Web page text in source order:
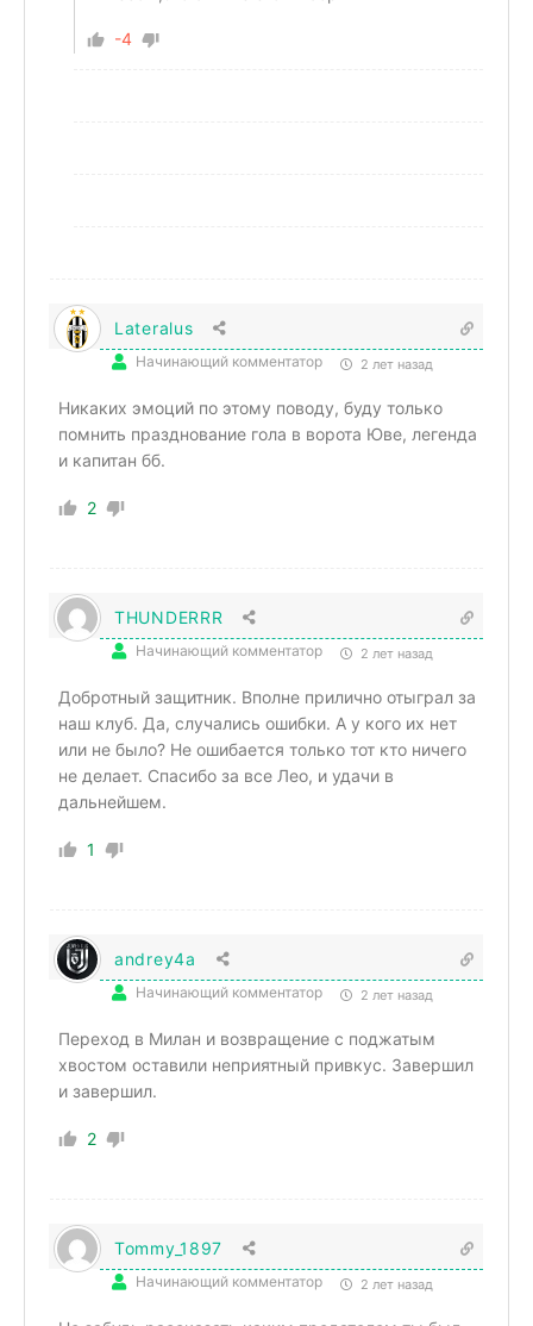
-4
Lateralus
Начинающий комментатор 2 лет назад
Никаких эмоций по этому поводу, буду только
помнить празднование гола в ворота Юве, легенда
и капитан бб.
2
THUNDERRR
Начинающий комментатор 2 лет назад
Добротный защитник. Вполне прилично отыграл за
наш клуб. Да, случались ошибки. А у кого их нет
или не было? Не ошибается только тот кто ничего
не делает. Спасибо за все Лео, и удачи в
дальнейшем.
1
andrey4a
Начинающий комментатор 2 лет назад
Переход в Милан и возвращение с поджатым
хвостом оставили неприятный привкус. Завершил
и завершил.
2
Tommy_1897
Начинающий комментатор 2 лет назад